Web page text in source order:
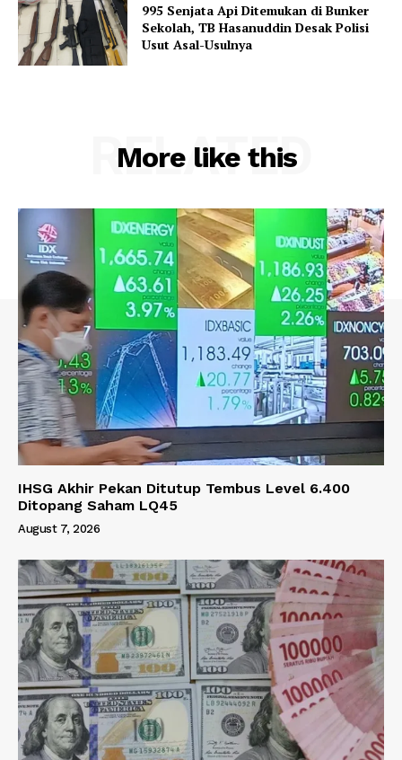
995 Senjata Api Ditemukan di Bunker
Sekolah, TB Hasanuddin Desak Polisi
Usut Asal-Usulnya
More like this
RELATED
IHSG Akhir Pekan Ditutup Tembus Level 6.400
Ditopang Saham LQ45
August 7, 2026